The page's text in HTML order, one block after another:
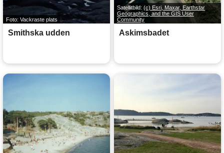
Foto: Vackraste plats
Smithska udden
Satellitbild: (c) Esri, Maxar, Earthstar
Geographics, and the GIS User
Community
Askimsbadet